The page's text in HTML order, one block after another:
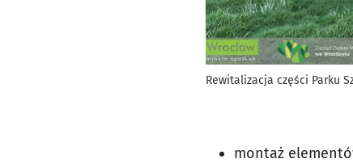
Rewitalizacja części Parku
montaż